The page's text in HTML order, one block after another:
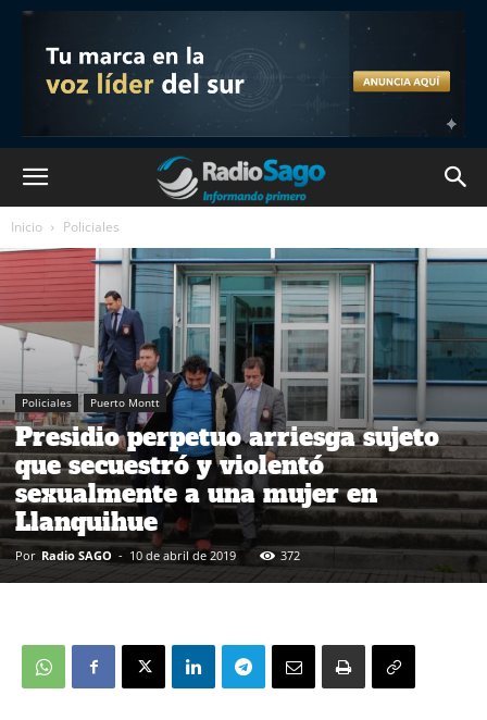
Inicio Policiales
Policiales Puerto Montt
Presidio perpetuo arriesga sujeto
que secuestró y violentó
sexualmente a una mujer en
Llanquihue
Por Radio SAGO - 10 de abril de 2019 372